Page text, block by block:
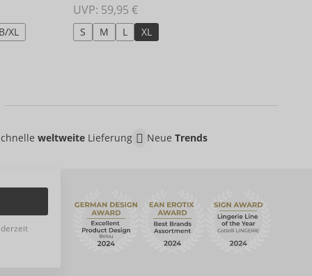
XL
UVP: 59,95 €
S M L XL
weltweiteLieferung Neue Trends